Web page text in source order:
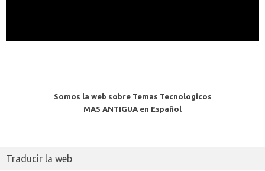
Somos la web sobre Temas Tecnologicos
MAS ANTIGUA en Español
Traducir la web